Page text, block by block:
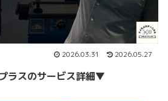
2026.03.31 2026.05.27
ラスのサービス詳細▼